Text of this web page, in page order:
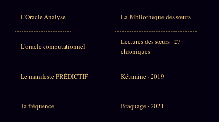
L'Oracle Analyse
L'oracle computationnel
Le manifeste PRÉDICTIF
Ta fréquence
La Bibliothèque des sœurs
Lectures des sœurs · 27
chroniques
Kétamine · 2019
Braquage · 2021